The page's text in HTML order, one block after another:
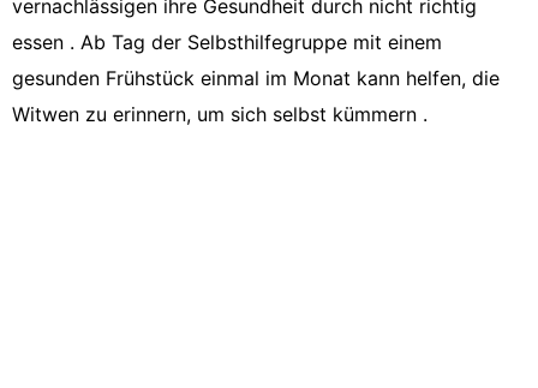
vernachlässigen ihre Gesundheit durch nicht richtig
essen . Ab Tag der Selbsthilfegruppe mit einem
gesunden Frühstück einmal im Monat kann helfen, die
Witwen zu erinnern, um sich selbst kümmern .